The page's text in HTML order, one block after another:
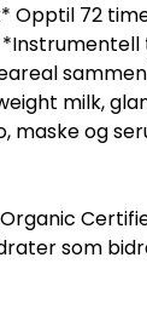
Opptil 72
milk,
maske og
som